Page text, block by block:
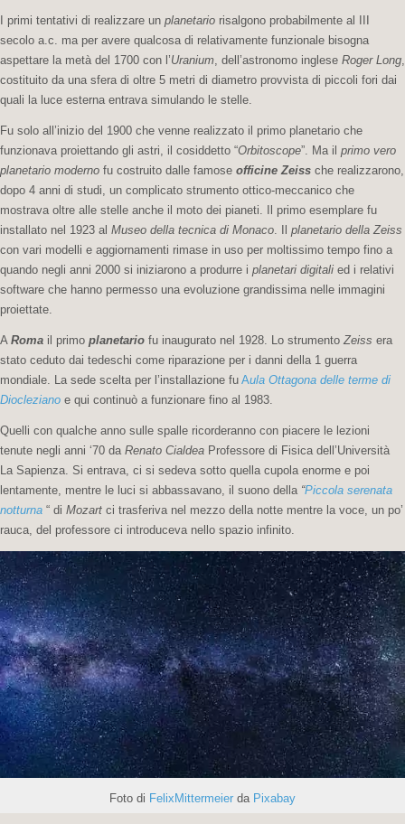
I primi tentativi di realizzare un planetario risalgono probabilmente al III
secolo a.c. ma per avere qualcosa di relativamente funzionale bisogna
aspettare la metà del 1700 con l’Uranium, dell’astronomo inglese Roger Long,
costituito da una sfera di oltre 5 metri di diametro provvista di piccoli fori dai
quali la luce esterna entrava simulando le stelle.
Fu solo all’inizio del 1900 che venne realizzato il primo planetario che
funzionava proiettando gli astri, il cosiddetto “Orbitoscope”. Ma il primo vero
planetario moderno fu costruito dalle famose officine Zeiss che realizzarono,
dopo 4 anni di studi, un complicato strumento ottico-meccanico che
mostrava oltre alle stelle anche il moto dei pianeti. Il primo esemplare fu
installato nel 1923 al Museo della tecnica di Monaco. Il planetario della Zeiss
con vari modelli e aggiornamenti rimase in uso per moltissimo tempo fino a
quando negli anni 2000 si iniziarono a produrre i planetari digitali ed i relativi
software che hanno permesso una evoluzione grandissima nelle immagini
proiettate.
A Roma il primo planetario fu inaugurato nel 1928. Lo strumento Zeiss era
stato ceduto dai tedeschi come riparazione per i danni della 1 guerra
mondiale. La sede scelta per l’installazione fu Aula Ottagona delle terme di
Diocleziano e qui continuò a funzionare fino al 1983.
Quelli con qualche anno sulle spalle ricorderanno con piacere le lezioni
tenute negli anni ‘70 da Renato Cialdea Professore di Fisica dell’Università
La Sapienza. Si entrava, ci si sedeva sotto quella cupola enorme e poi
lentamente, mentre le luci si abbassavano, il suono della “Piccola serenata
notturna “ di Mozart ci trasferiva nel mezzo della notte mentre la voce, un po’
rauca, del professore ci introduceva nello spazio infinito.
Foto di FelixMittermeier da Pixabay